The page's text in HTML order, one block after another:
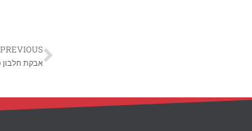
PREVIOUS
אבקת חלבון